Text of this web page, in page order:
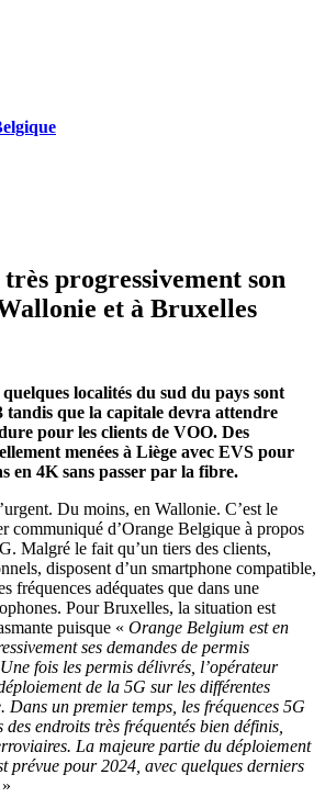
progressivement son
et à Bruxelles
localités du sud du pays sont
tandis que la capitale devra attendre
pour les clients de VOO. Des
menées à Liège avec EVS pour
en 4K sans passer par la fibre.
Du moins, en Wallonie. C’est le
communiqué d’Orange Belgique à propos
Malgré le fait qu’un tiers des clients,
disposent d’un smartphone compatible,
fréquences adéquates que dans une
Pour Bruxelles, la situation est
puisque « Orange Belgium est en
ses demandes de permis
fois les permis délivrés, l’opérateur
de la 5G sur les différentes
Dans un premier temps, les fréquences 5G
endroits très fréquentés bien définis,
La majeure partie du déploiement
prévue pour 2024, avec quelques derniers